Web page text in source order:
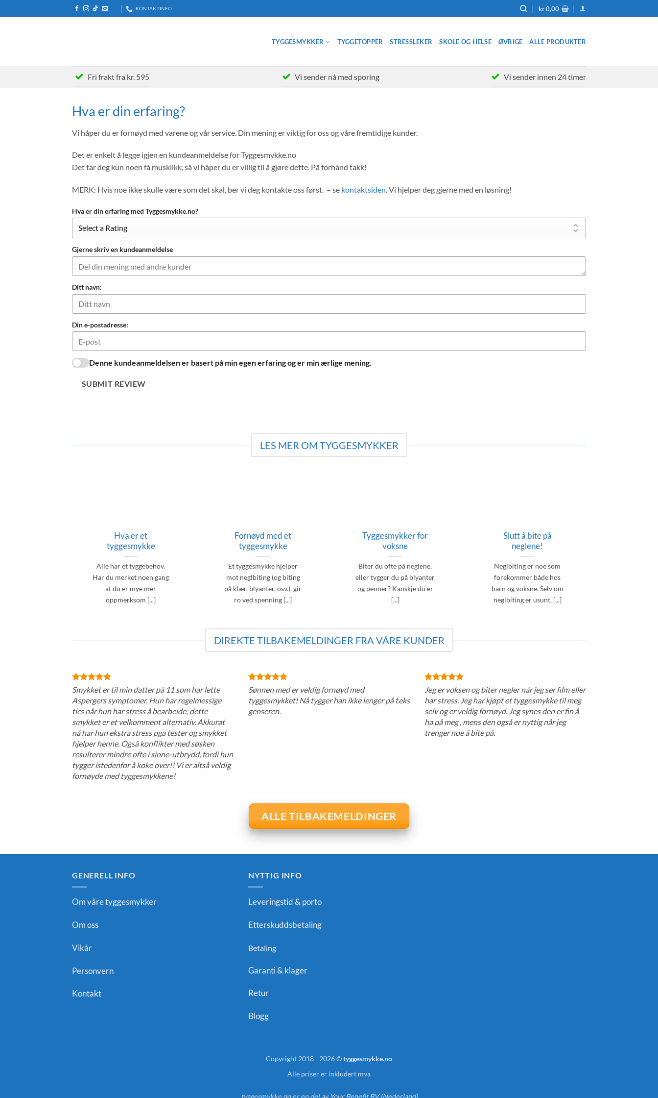
to
KONTAKTINFO kr0,00
TYGGESMYKKER TYGGETOPPER STRESSLEKER SKOLE OG HELSE ØVRIGE ALLE PRODUKTER
Fri frakt fra kr. 595 Vi sender nå med sporing Vi sender innen 24 timer
Hva er din erfaring?
Vi håper du er fornøyd med varene og vår service. Din mening er viktig for oss og våre fremtidige kunder.
Det er enkelt å legge igjen en kundeanmeldelse for Tyggesmykke.no
Det tar deg kun noen få musklikk, så vi håper du er villig til å gjøre dette. På forhånd takk!
MERK: Hvis noe ikke skulle være som det skal, ber vi deg kontakte oss først. – se kontaktsiden. Vi hjelper deg gjerne med en løsning!
Hva er din erfaring med Tyggesmykke.no?
Gjerne skriv en kundeanmeldelse
Ditt navn:
Din e-postadresse:
Denne kundeanmeldelsen er basert på min egen erfaring og er min ærlige mening.
SUBMIT REVIEW
LES MER OM TYGGESMYKKER
Hva er et
tyggesmykke
Alle har et tyggebehov.
Har du merket noen gang
at du er mye mer
oppmerksom [...]
Fornøyd med et
tyggesmykke
Et tyggesmykke hjelper
mot neglbiting (og biting
på klær, blyanter, osv.), gir
ro ved spenning [...]
Tyggesmykker for
voksne
Biter du ofte på neglene,
eller tygger du på blyanter
og penner? Kanskje du er
[...]
Slutt å bite på
neglene!
Neglbiting er noe som
forekommer både hos
barn og voksne. Selv om
neglbiting er usunt, [...]
DIREKTE TILBAKEMELDINGER FRA VÅRE KUNDER
Smykket er til min datter på 11 som har lette
Aspergers symptomer. Hun har regelmessige
tics når hun har stress å bearbeide; dette
smykket er et velkomment alternativ. Akkurat
nå har hun ekstra stress pga tester og smykket
hjelper henne. Også konflikter med søsken
resulterer mindre ofte i sinne-utbrydd, fordi hun
tygger istedenfor å koke over!! Vi er altså veldig
fornøyde med tyggesmykkene!
Sønnen med er veldig fornøyd med
tyggesmykket! Nå tygger han ikke lenger på f.eks
genseren.
Jeg er voksen og biter negler når jeg ser film eller
har stress. Jeg har kjøpt et tyggesmykke til meg
selv og er veldig fornøyd. Jeg synes den er fin å
ha på meg , mens den også er nyttig når jeg
trenger noe å bite på.
ALLE TILBAKEMELDINGER
GENERELL INFO
Om våre tyggesmykker
Om oss
Vikår
Personvern
Kontakt
NYTTIG INFO
Leveringstid & porto
Etterskuddsbetaling
Betaling
Garanti & klager
Retur
Blogg
Copyright 2018 - 2026 ©tyggesmykke.no
Alle priser er inkludert mva
tyggesmykke.no er en del av Your Benefit BV (Nederland)